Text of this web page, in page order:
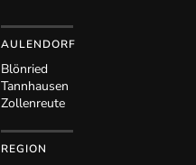
AULENDORF
Blönried
Tannhausen
Zollenreute
REGION